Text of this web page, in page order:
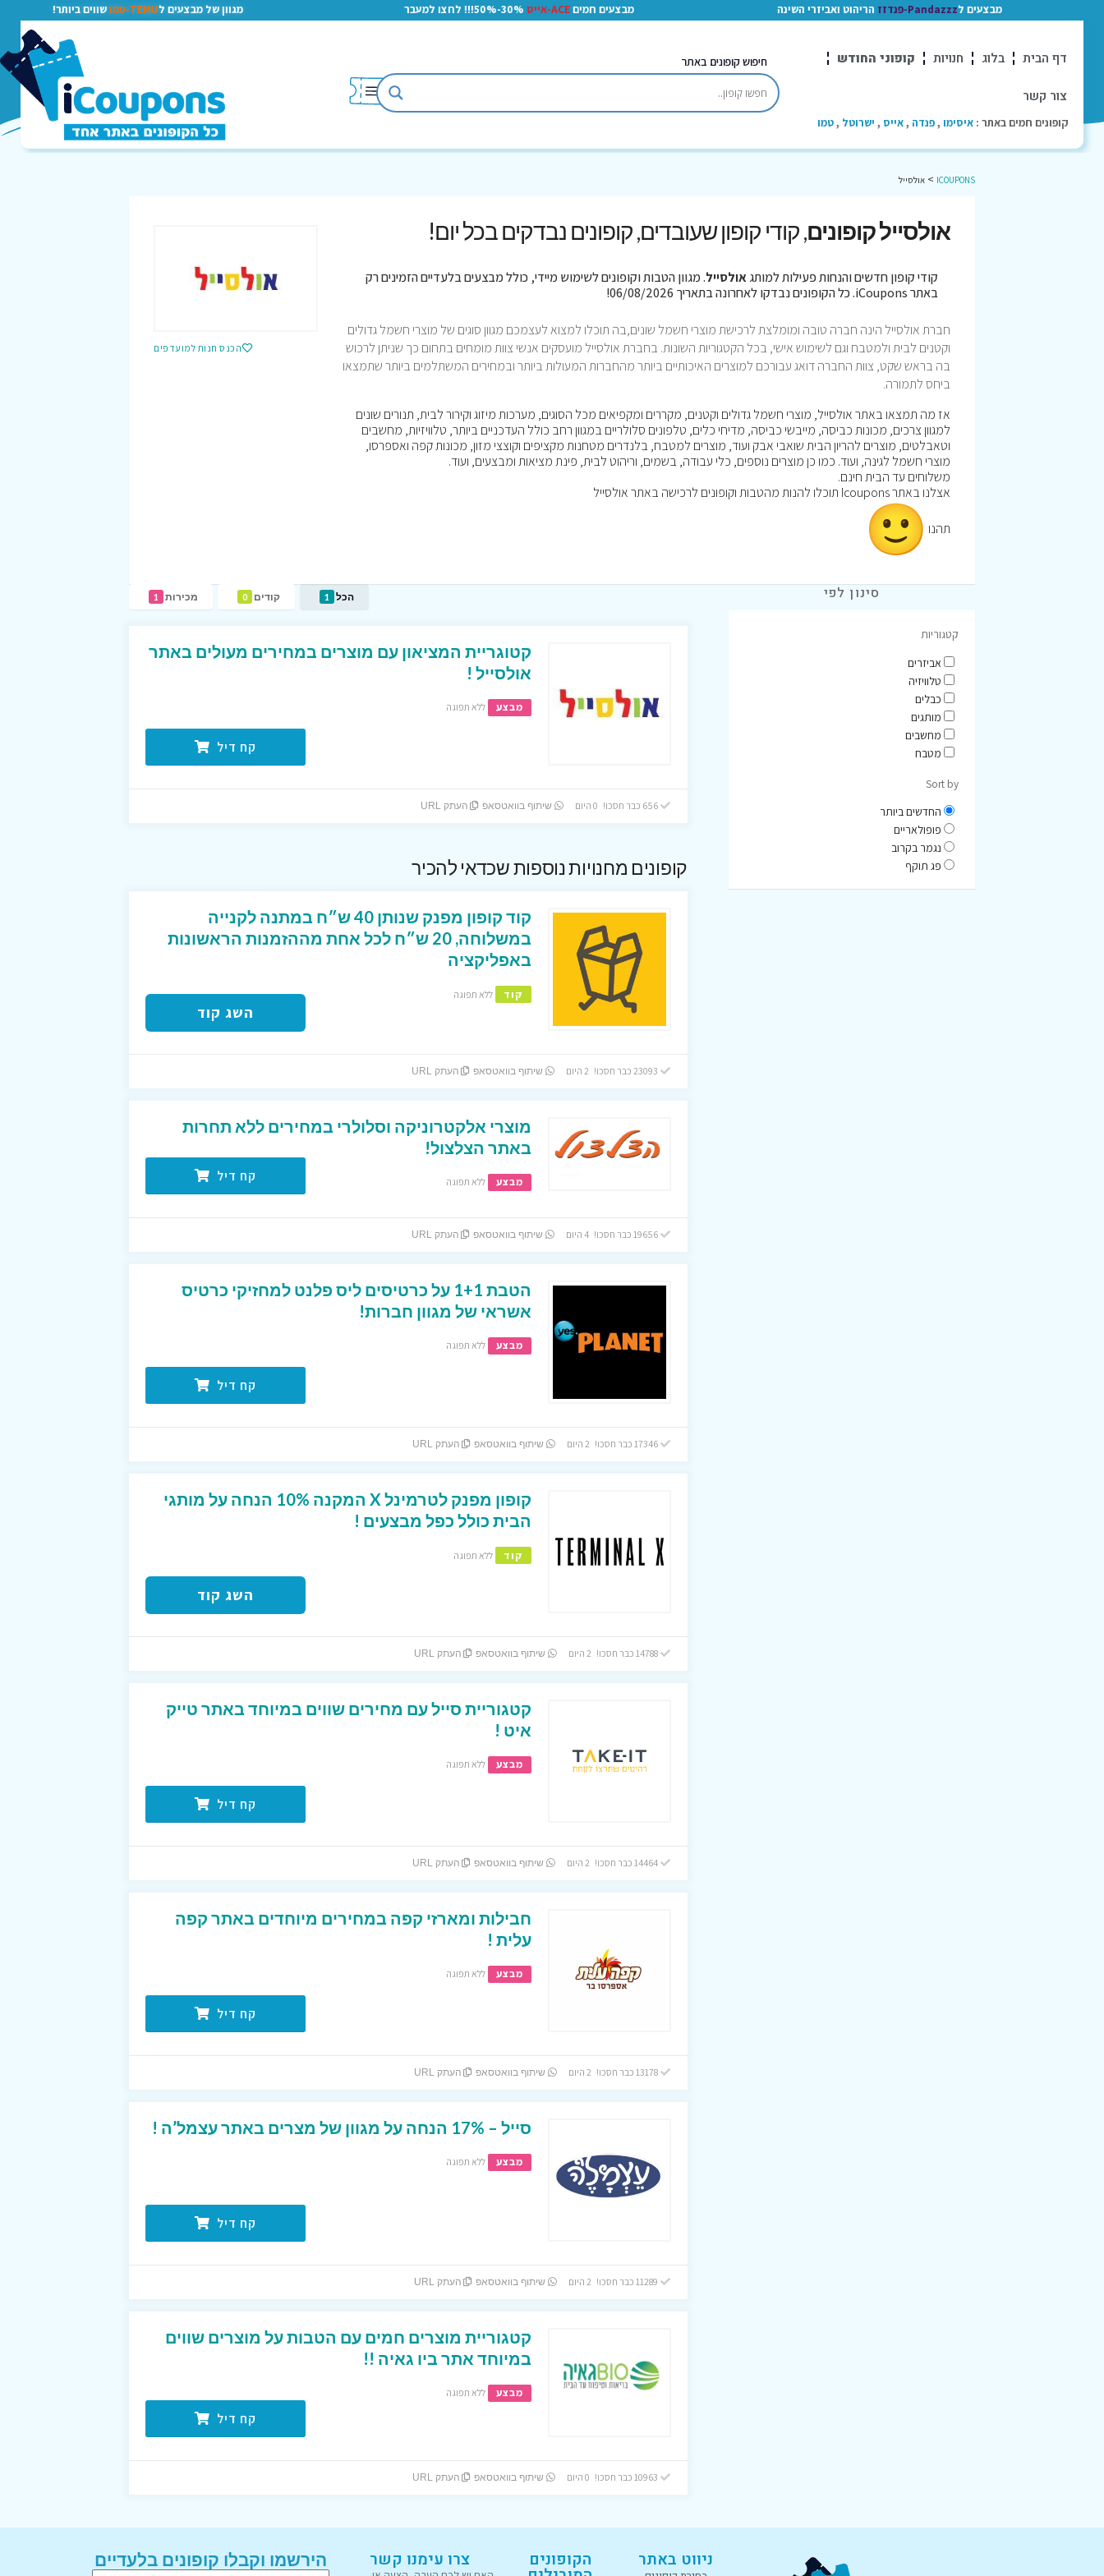
מבצעים לPandazzz-פנדזז הריהוט ואביזרי השינה מבצעים חמיםACE-אייס 30%-50%!!! לחצו למעבר מגוון של מבצעים לTEMU-טמו שווים ביותר!
דף הבית בלוג חנויות קופוני החודש
צור קשר
קופונים חמים באתר : איסימו ,פנדה ,אייס , ישרוטל ,טמו
חיפוש קופונים באתר
ICOUPONS
> אולסייל
הכנס חנות למועדפים
אולסייל קופונים, קודי קופון שעובדים, קופונים נבדקים בכל יום!
קודי קופון חדשים והנחות פעילות למותגאולסייל. מגוון הטבות וקופונים לשימוש מיידי, כולל מבצעים בלעדיים הזמינים רק
באתר iCoupons. כל הקופונים נבדקו לאחרונה בתאריך 06/08/2026!
חברת אולסייל הינה חברה טובה ומומלצת לרכישת מוצרי חשמל שונים,בה תוכלו למצוא לעצמכם מגוון סוגים של מוצרי חשמל גדולים
וקטנים לבית ולמטבח וגם לשימוש אישי, בכל הקטגוריות השונות. בחברת אולסייל מועסקים אנשי צוות מומחים בתחום כך שניתן לרכוש
בה בראש שקט, צוות החברה דואג עבורכם למוצרים האיכותיים ביותר מהחברות המעולות ביותר ובמחירים המשתלמים ביותר שתמצאו
ביחס לתמורה.
אז מה תמצאו באתר אולסייל, מוצרי חשמל גדולים וקטנים, מקררים ומקפיאים מכל הסוגים, מערכות מיזוג וקירור לבית, תנורים שונים
למגוון צרכים, מכונות כביסה, מייבשי כביסה, מדיחי כלים, טלפונים סלולריים במגוון רחב כולל העדכניים ביותר, טלוויזיות, מחשבים
וטאבלטים, מוצרים להריון הבית שואבי אבק ועוד, מוצרים למטבח, בלנדרים מטחנות מקציפים וקוצצי מזון, מכונות קפה ואספרסו,
מוצרי חשמל לגינה, ועוד. כמו כן מוצרים נוספים, כלי עבודה, בשמים, וריהוט לבית, פינת מציאות ומבצעים, ועוד.
משלוחים עד הבית חינם.
אצלנו באתר Icoupons תוכלו להנות מהטבות וקופונים לרכישה באתר אולסייל
תהנו
הכל 1 קודים 0 מכירות 1
קטוגריית המציאון עם מוצרים במחירים מעולים באתר
אולסייל !
מבצע ללא תפוגה
קח דיל
656 כבר חסכו! 0 היום שיתוף בוואטסאפ העתק URL
קופונים מחנויות נוספות שכדאי להכיר
קוד קופון מפנק שנותן 40 ש״ח במתנה לקנייה
במשלוחה, 20 ש״ח לכל אחת מההזמנות הראשונות
באפליקציה
קוד ללא תפוגה
השג קוד
שיתוף בוואטסאפ העתק URL
מוצרי אלקטרוניקה וסלולרי במחירים ללא תחרות
באתר הצלצול!
מבצע ללא תפוגה קח דיל
19656 כבר חסכו! 4 היום שיתוף בוואטסאפ העתק URL
הטבת 1+1 על כרטיסים ליס פלנט למחזיקי כרטיס
אשראי של מגוון חברות!
מבצע ללא תפוגה
קח דיל
17346 כבר חסכו! 2 היום שיתוף בוואטסאפ העתק URL
קופון מפנק לטרמינל X המקנה 10% הנחה על מותגי
הבית כולל כפל מבצעים !
קוד ללא תפוגה
השג קוד
14788 כבר חסכו! 2 היום שיתוף בוואטסאפ העתק URL
קטגוריית סייל עם מחירים שווים במיוחד באתר טייק
איט !
מבצע ללא תפוגה
קח דיל
14464 כבר חסכו! 2 היום שיתוף בוואטסאפ העתק URL
חבילות ומארזי קפה במחירים מיוחדים באתר קפה
עלית !
מבצע ללא תפוגה
קח דיל
13178 כבר חסכו! 2 היום שיתוף בוואטסאפ העתק URL
סייל – 17% הנחה על מגוון של מצרים באתר עצמל’ה !
מבצע ללא תפוגה
קח דיל
שיתוף בוואטסאפ העתק URL
קטגוריית מוצרים חמים עם הטבות על מוצרים שווים
במיוחד אתר ביו גאיה !!
מבצע ללא תפוגה
קח דיל
שיתוף בוואטסאפ העתק URL
סינון לפי
קטגוריות
אביזרים
טלוויזיה
כבלים
מותגים
מחשבים
מטבח
Sort by
החדשים ביותר
פופולאריים
נגמר בקרוב
פג תוקף
ניווט באתר הקופונים צרו עימנו קשר הירשמו וקבלו קופונים בלעדיים